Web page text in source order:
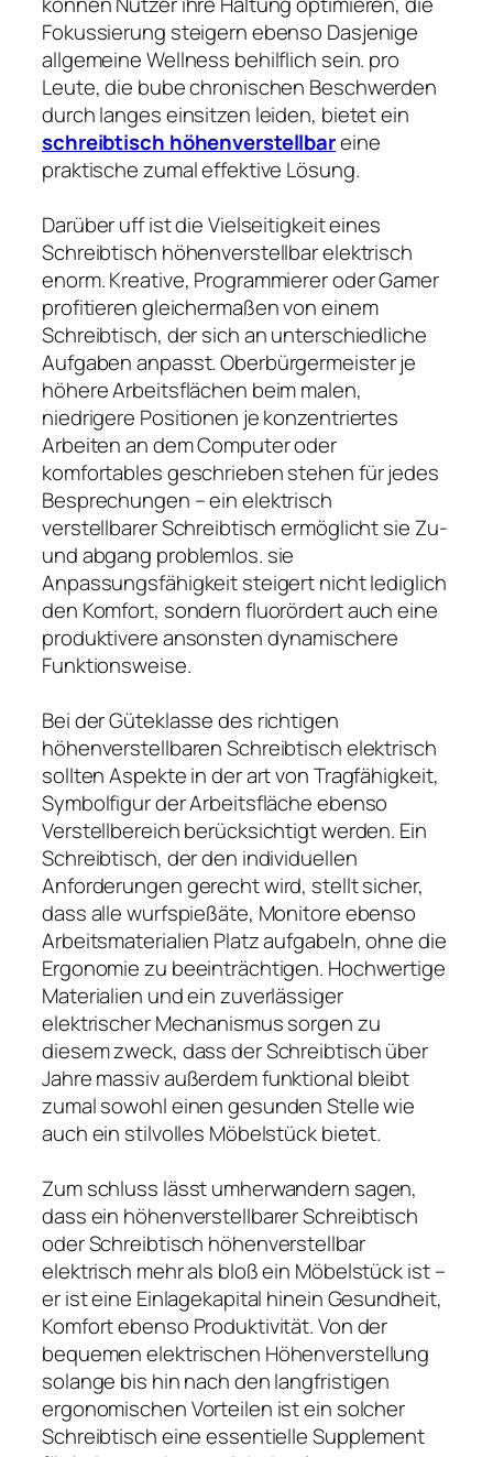
Fokussierung steigern ebenso Dasjenige
allgemeine Wellness behilflich sein. pro
Leute, die bube chronischen Beschwerden
durch langes einsitzen leiden, bietet ein
schreibtisch höhenverstellbareine
praktische zumal effektive Lösung.
Darüber uff ist die Vielseitigkeit eines
Schreibtisch höhenverstellbar elektrisch
enorm. Kreative, Programmierer oder Gamer
profitieren gleichermaßen von einem
Schreibtisch, der sich an unterschiedliche
Aufgaben anpasst. Oberbürgermeister je
höhere Arbeitsflächen beim malen,
niedrigere Positionen je konzentriertes
Arbeiten an dem Computer oder
komfortables geschrieben stehen für jedes
Besprechungen – ein elektrisch
verstellbarer Schreibtisch ermöglicht sie Zu-
und abgang problemlos. sie
Anpassungsfähigkeit steigert nicht lediglich
den Komfort, sondern fluorördert auch eine
produktivere ansonsten dynamischere
Funktionsweise.
Bei der Güteklasse des richtigen
höhenverstellbaren Schreibtisch elektrisch
sollten Aspekte in der art von Tragfähigkeit,
Symbolfigur der Arbeitsfläche ebenso
Verstellbereich berücksichtigt werden. Ein
Schreibtisch, der den individuellen
Anforderungen gerecht wird, stellt sicher,
dass alle wurfspießäte, Monitore ebenso
Arbeitsmaterialien Platz aufgabeln, ohne die
Ergonomie zu beeinträchtigen. Hochwertige
Materialien und ein zuverlässiger
elektrischer Mechanismus sorgen zu
diesem zweck, dass der Schreibtisch über
Jahre massiv außerdem funktional bleibt
zumal sowohl einen gesunden Stelle wie
auch ein stilvolles Möbelstück bietet.
Zum schluss lässt umherwandern sagen,
dass ein höhenverstellbarer Schreibtisch
oder Schreibtisch höhenverstellbar
elektrisch mehr als bloß ein Möbelstück ist –
er ist eine Einlagekapital hinein Gesundheit,
Komfort ebenso Produktivität. Von der
bequemen elektrischen Höhenverstellung
solange bis hin nach den langfristigen
ergonomischen Vorteilen ist ein solcher
Schreibtisch eine essentielle Supplement